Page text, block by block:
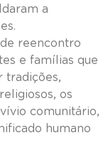
a
reencontro
e famílias que
tradições,
os
comunitário,
humano